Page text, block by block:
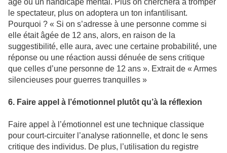
age ou un handicapé mental. Plus on cherchera à tromper
le spectateur, plus on adoptera un ton infantilisant.
Pourquoi ? « Si on s’adresse à une personne comme si
elle était âgée de 12 ans, alors, en raison de la
suggestibilité, elle aura, avec une certaine probabilité, une
réponse ou une réaction aussi dénuée de sens critique
que celles d’une personne de 12 ans ». Extrait de « Armes
silencieuses pour guerres tranquilles »
6. Faire appel à l’émotionnel plutôt qu’à la réflexion
Faire appel à l’émotionnel est une technique classique
pour court-circuiter l’analyse rationnelle, et donc le sens
critique des individus. De plus, l’utilisation du registre